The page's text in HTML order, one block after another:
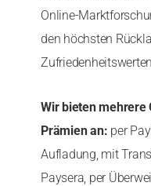
Online-
den höchsten
Wir bieten mehrere
Prämien an: per
Aufladung, mit
Paysera, per